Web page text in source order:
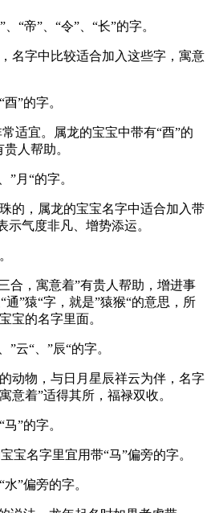
“帝”、“令”、“长”的字。
名字中比较适合加入这些字，寓意
”的字。
适宜。属龙的宝宝中带有“酉”的
人帮助。
”月“的字。
的，属龙的宝宝名字中适合加入带
示气度非凡、增势添运。
合，寓意着”有贵人帮助，增进事
通”猿“字，就是”猿猴“的意思，所
宝的名字里面。
云“、”辰“的字。
动物，与日月星辰祥云为伴，名字
意着”适得其所，福禄双收。
”的字。
宝名字里宜用带“马”偏旁的字。
”偏旁的字。